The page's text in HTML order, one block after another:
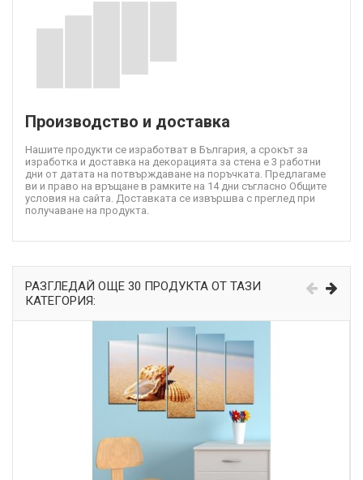
Производство и доставка
Нашите продукти се изработват в България, а срокът за
изработка и доставка на декорацията за стена е 3 работни
дни от датата на потвърждаване на поръчката. Предлагаме
ви и право на връщане в рамките на 14 дни съгласно Общите
условия на сайта. Доставката се извършва с преглед при
получаване на продукта.
РАЗГЛЕДАЙ ОЩЕ 30 ПРОДУКТА ОТ ТАЗИ
КАТЕГОРИЯ: